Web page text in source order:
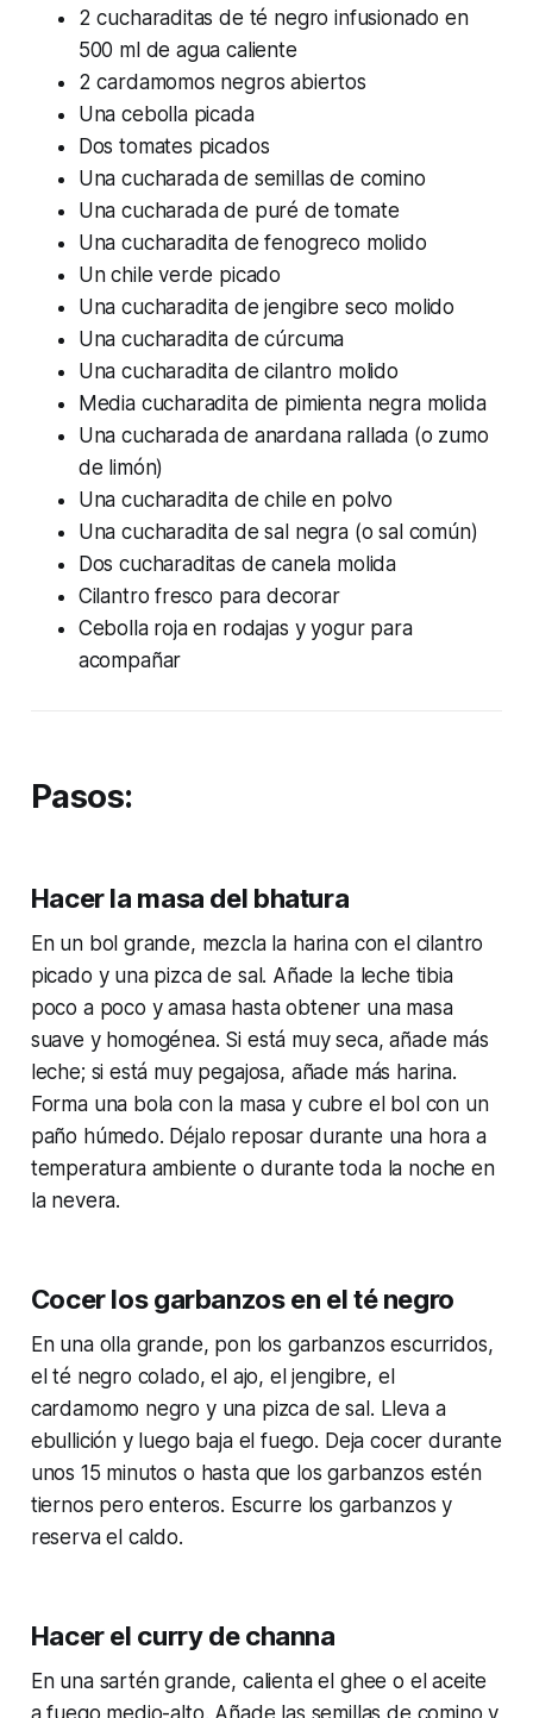
2 cucharaditas de té negro infusionado en
500 ml de agua caliente
2 cardamomos negros abiertos
Una cebolla picada
Dos tomates picados
Una cucharada de semillas de comino
Una cucharada de puré de tomate
Una cucharadita de fenogreco molido
Un chile verde picado
Una cucharadita de jengibre seco molido
Una cucharadita de cúrcuma
Una cucharadita de cilantro molido
Media cucharadita de pimienta negra molida
Una cucharada de anardana rallada (o zumo
de limón)
Una cucharadita de chile en polvo
Una cucharadita de sal negra (o sal común)
Dos cucharaditas de canela molida
Cilantro fresco para decorar
Cebolla roja en rodajas y yogur para
acompañar
Pasos:
Hacer la masa del bhatura
En un bol grande, mezcla la harina con el cilantro
picado y una pizca de sal. Añade la leche tibia
poco a poco y amasa hasta obtener una masa
suave y homogénea. Si está muy seca, añade más
leche; si está muy pegajosa, añade más harina.
Forma una bola con la masa y cubre el bol con un
paño húmedo. Déjalo reposar durante una hora a
temperatura ambiente o durante toda la noche en
la nevera.
Cocer los garbanzos en el té negro
En una olla grande, pon los garbanzos escurridos,
el té negro colado, el ajo, el jengibre, el
cardamomo negro y una pizca de sal. Lleva a
ebullición y luego baja el fuego. Deja cocer durante
unos 15 minutos o hasta que los garbanzos estén
tiernos pero enteros. Escurre los garbanzos y
reserva el caldo.
Hacer el curry de channa
En una sartén grande, calienta el ghee o el aceite